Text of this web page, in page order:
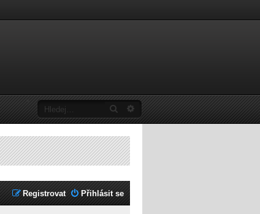
HledatPokročilé hledání
Přihlásit se
Registrovat